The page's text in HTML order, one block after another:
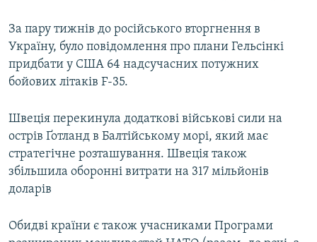
За пару тижнів до російського вторгнення в
Україну, було повідомлення про плани Гельсінкі
придбати у США 64 надсучасних потужних
бойових літаків F-35.
Швеція перекинула додаткові військові сили на
острів Ґотланд в Балтійському морі, який має
стратегічне розташування. Швеція також
збільшила оборонні витрати на 317 мільйонів
доларів
Обидві країни є також учасниками Програми